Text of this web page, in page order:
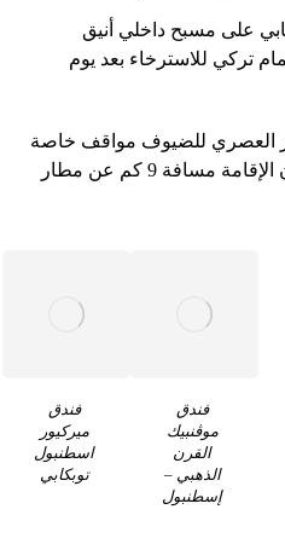
على مسبح داخلي أنيق
تركي للاسترخاء بعد يوم
العصري للضيوف مواقف خاصة
ومجانية للسيارات. ويبعد مكان الإقامة مسافة 9 كم عن مطار
فندق
ميركيور
اسطنبول
توبكابي
فندق
موڤنبيك
القرن
الذهبي –
إسطنبول